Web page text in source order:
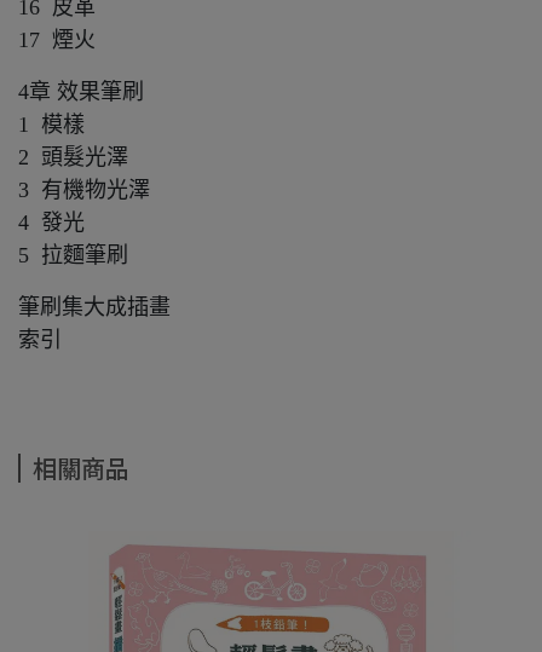
16 皮革
17 煙火
4章 效果筆刷
1 模樣
2 頭髮光澤
3 有機物光澤
4 發光
5 拉麵筆刷
筆刷集大成插畫
索引
相關商品